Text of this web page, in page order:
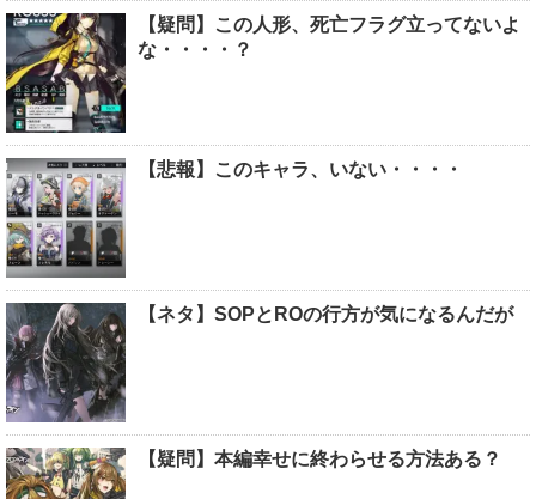
【疑問】この人形、死亡フラグ立ってないよ
な・・・・？
【悲報】このキャラ、いない・・・・
【ネタ】SOPとROの行方が気になるんだが
【疑問】本編幸せに終わらせる方法ある？